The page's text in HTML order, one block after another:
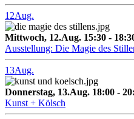
12Aug.
Mittwoch, 12.Aug. 15:30 -
Ausstellung: Die Magie des
13Aug.
Donnerstag, 13.Aug. 18:00 -
Kunst + Kölsch